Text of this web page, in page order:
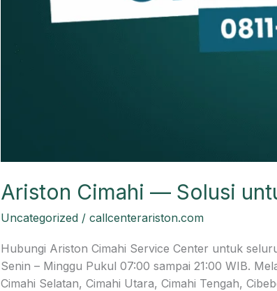
Ariston Cimahi — Solusi
Uncategorized/ callcenterariston.com
Hubungi Ariston Cimahi Service Center untuk
Senin – Minggu Pukul 07:00 sampai 21:00 WIB.
Cimahi Selatan, Cimahi Utara, Cimahi Tengah,